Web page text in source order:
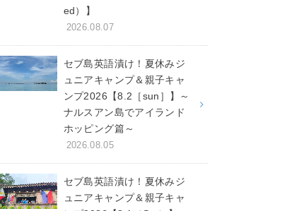
ed）】
2026.08.07
セブ島英語漬け！夏休みジ
ュニアキャンプ＆親子キャ
ンプ2026【8.2［sun］】～
ナルスアン島でアイランド
ホッピング篇～
2026.08.05
セブ島英語漬け！夏休みジ
ュニアキャンプ＆親子キャ